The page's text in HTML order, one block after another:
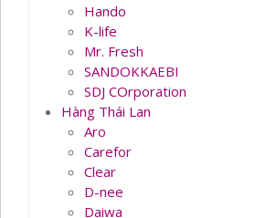
Hando
K-life
Mr. Fresh
SANDOKKAEBI
SDJ COrporation
Hàng Thái Lan
Aro
Carefor
Clear
D-nee
Daiwa